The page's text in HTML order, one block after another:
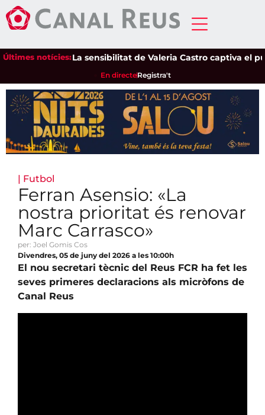
Últimes notícies:La sensibilitat de Valeria Castro captiva el
En directeRegistra't
| Futbol
Ferran Asensio: «La
nostra prioritat és renovar
Marc Carrasco»
per: Joel Gomis Cos
Divendres, 05 de juny del 2026 a les 10:00h
El nou secretari tècnic del Reus FCR ha fet les
seves primeres declaracions als micròfons de
Canal Reus